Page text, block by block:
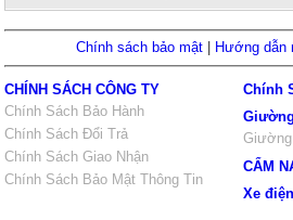
Chính sách bảo mật Hướng dẫn
CHÍNH SÁCH CÔNG TY
Chính Sách Bảo Hành
Chính Sách Đổi Trả
Chính Sách Giao Nhận
Chính Sách Bảo Mật Thông Tin
Chính
CẨM
Xe